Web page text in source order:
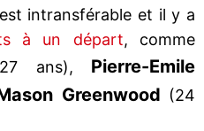
intransférable et il y a
à un départ, comme
ans), Pierre-Emile
Greenwood (24